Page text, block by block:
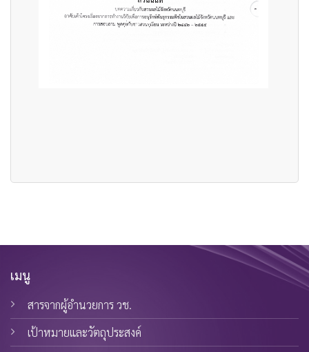
เมนู
สารจากผู้อำนวยการ วช.
เป้าหมายและวัตถุประสงค์